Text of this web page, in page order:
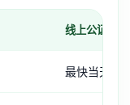
线上公证（
最快当天出